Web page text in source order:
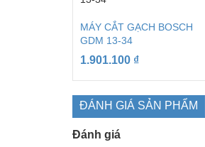
MÁY CẮT GẠCH BOSCH
GDM 13-34
1.901.100 ₫
ĐÁNH GIÁ SẢN PHẨM
Đánh giá